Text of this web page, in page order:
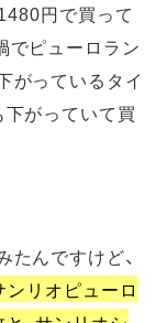
円で買って
でピューロラン
がっているタイ
下がっていて買
んですけど、
リオピューロ